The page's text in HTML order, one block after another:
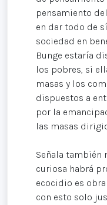
pensamiento
en dar todo de
sociedad en
Bunge estaría
los pobres, si
masas y los
dispuestos a
por la
las masas
Señala también
curiosa habrá
ecocidio es
con esto solo